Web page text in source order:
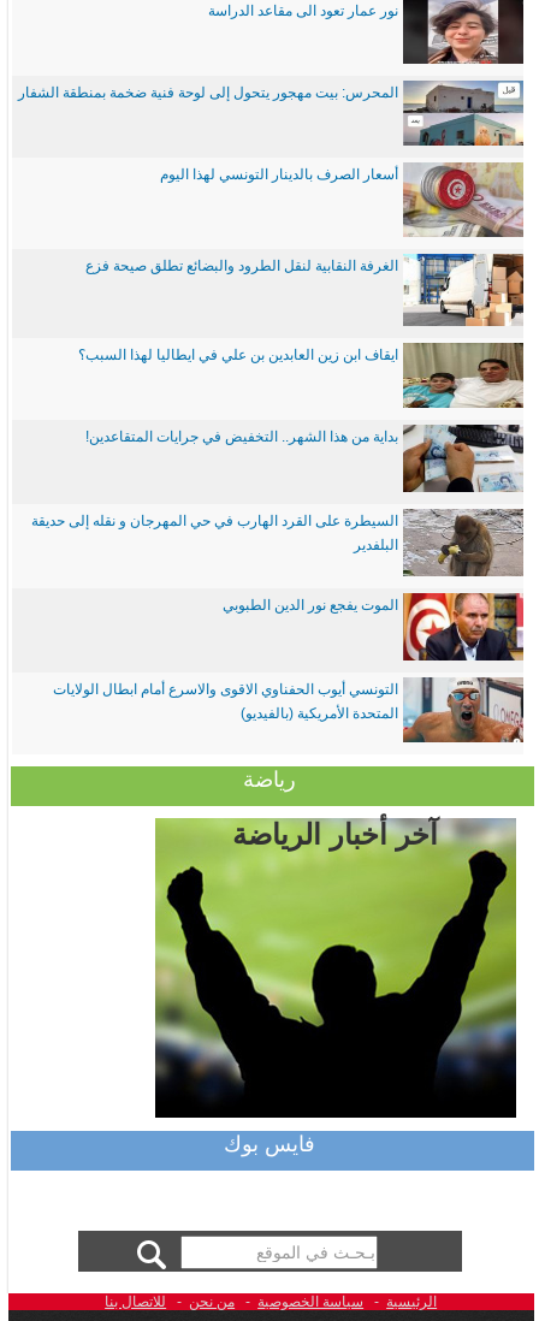
نور عمار تعود الى مقاعد الدراسة
المحرس: بيت مهجور يتحول إلى لوحة فنية ضخمة بمنطقة الشفار
أسعار الصرف بالدينار التونسي لهذا اليوم
الغرفة النقابية لنقل الطرود والبضائع تطلق صيحة فزع
ايقاف ابن زين العابدين بن علي في ايطاليا لهذا السبب؟
بداية من هذا الشهر.. التخفيض في جرايات المتقاعدين!
السيطرة على القرد الهارب في حي المهرجان و نقله إلى حديقة
البلفدير
الموت يفجع نور الدين الطبوبي
التونسي أيوب الحفناوي الاقوى والاسرع أمام ابطال الولايات
المتحدة الأمريكية (بالفيديو)
رياضة
آخر أخبار الرياضة
فايس بوك
الرئيسية- سياسة الخصوصية- من نحن-
للاتصال بنا